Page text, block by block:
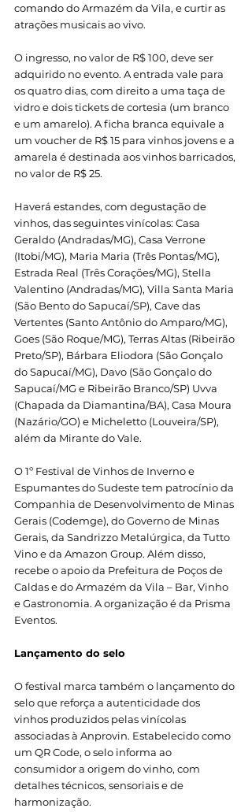
comando do Armazém da Vila, e curtir as
atrações musicais ao vivo.
O ingresso, no valor de R$ 100, deve ser
adquirido no evento. A entrada vale para
os quatro dias, com direito a uma taça de
vidro e dois tickets de cortesia (um branco
e um amarelo). A ficha branca equivale a
um voucher de R$ 15 para vinhos jovens e a
amarela é destinada aos vinhos barricados,
no valor de R$ 25.
Haverá estandes, com degustação de
vinhos, das seguintes vinícolas: Casa
Geraldo (Andradas/MG), Casa Verrone
(Itobi/MG), Maria Maria (Três Pontas/MG),
Estrada Real (Três Corações/MG), Stella
Valentino (Andradas/MG), Villa Santa Maria
(São Bento do Sapucaí/SP), Cave das
Vertentes (Santo Antônio do Amparo/MG),
Goes (São Roque/MG), Terras Altas (Ribeirão
Preto/SP), Bárbara Eliodora (São Gonçalo
do Sapucaí/MG), Davo (São Gonçalo do
Sapucaí/MG e Ribeirão Branco/SP) Uvva
(Chapada da Diamantina/BA), Casa Moura
(Nazário/GO) e Micheletto (Louveira/SP),
além da Mirante do Vale.
O 1º Festival de Vinhos de Inverno e
Espumantes do Sudeste tem patrocínio da
Companhia de Desenvolvimento de Minas
Gerais (Codemge), do Governo de Minas
Gerais, da Sandrizzo Metalúrgica, da Tutto
Vino e da Amazon Group. Além disso,
recebe o apoio da Prefeitura de Poços de
Caldas e do Armazém da Vila – Bar, Vinho
e Gastronomia. A organização é da Prisma
Eventos.
Lançamento do selo
O festival marca também o lançamento do
selo que reforça a autenticidade dos
vinhos produzidos pelas vinícolas
associadas à Anprovin. Estabelecido como
um QR Code, o selo informa ao
consumidor a origem do vinho, com
detalhes técnicos, sensoriais e de
harmonização.